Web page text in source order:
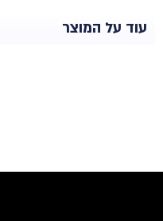
עוד על המוצר